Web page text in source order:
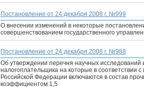
Постановление от 24 декабря 2008 г. №999
О внесении изменений в некоторые
совершенствованием государственного
Постановление от 24 декабря 2008 г. №988
Об утверждении перечня научных исследований
налогоплательщика на которые в соответствии
Российской Федерации включаются в состав
коэффициентом 1,5